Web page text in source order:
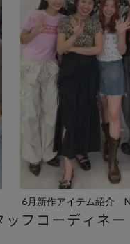
6月新作アイテム紹介
ー...
フコーディネー